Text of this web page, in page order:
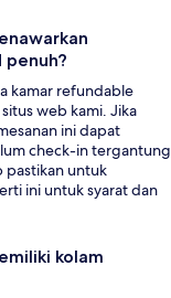
kamar refundable
web kami. Jika
ini dapat
check-in tergantung
pastikan untuk
ini untuk syarat dan
kolam